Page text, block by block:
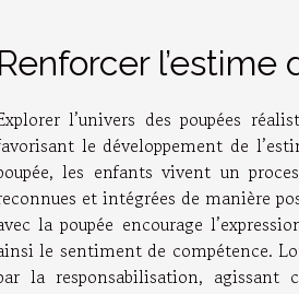
Renforcer l’estime
l’univers des poupées
le développement de
les enfants vivent un
et intégrées de manière
la poupée encourage
le sentiment de compétence.
la responsabilisation,